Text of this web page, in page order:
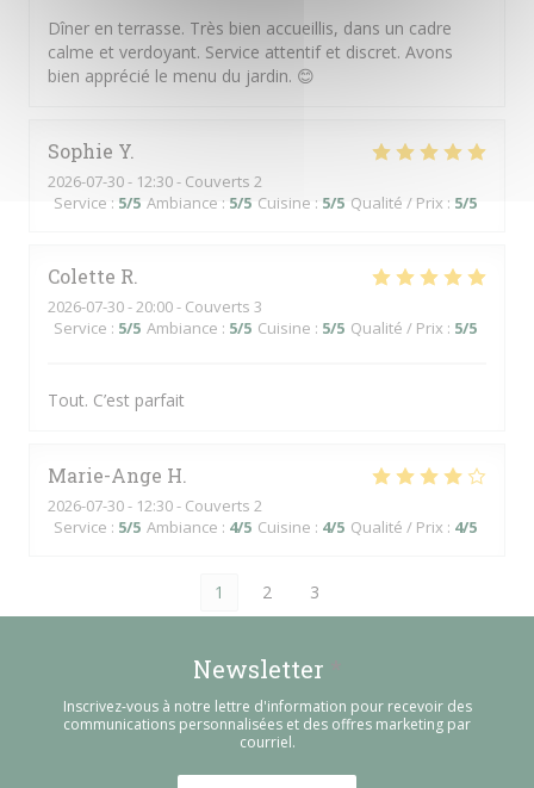
Dîner en terrasse. Très bien accueillis, dans un cadre
calme et verdoyant. Service attentif et discret. Avons
bien apprécié le menu du jardin. 😊
Sophie Y
2026-07-30- 12:30 - Couverts 2
Service : 5/5 Ambiance : 5/5 Cuisine : 5/5 Qualité / Prix : 5/5
Colette R
2026-07-30- 20:00 - Couverts 3
Service : 5/5 Ambiance : 5/5 Cuisine : 5/5 Qualité / Prix : 5/5
Tout. C’est parfait
Marie-Ange H
2026-07-30- 12:30 - Couverts 2
Service : 5/5 Ambiance : 4/5 Cuisine : 4/5 Qualité / Prix : 4/5
1 2 3
Newsletter
Inscrivez-vous à notre lettre d'information pour recevoir des
communications personnalisées et des offres marketing par
courriel.